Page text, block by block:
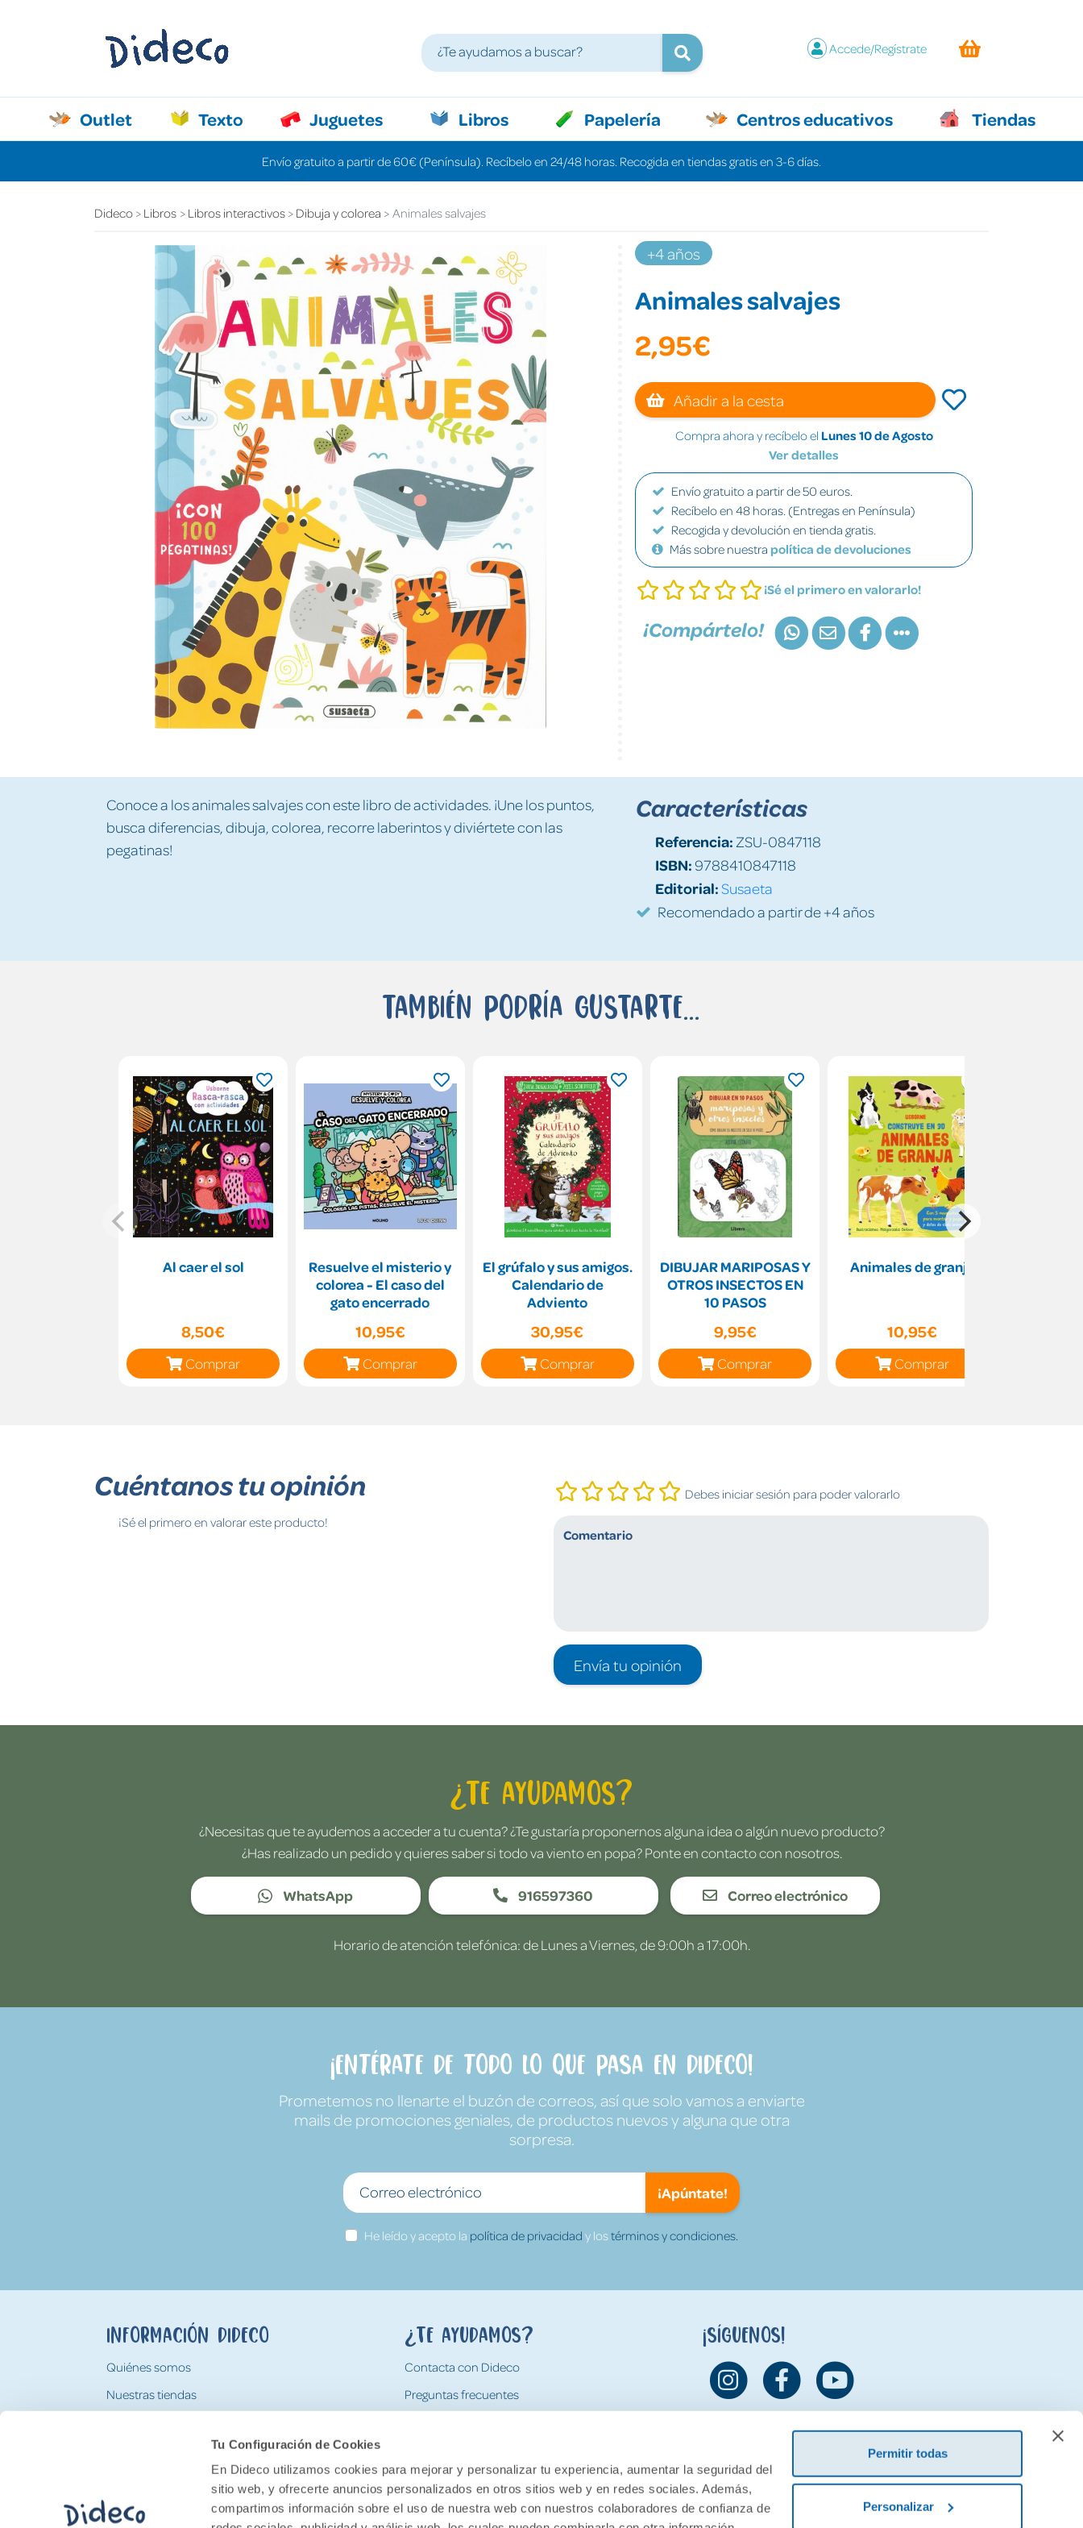
Tu Configuración de Cookies
En Dideco utilizamos cookies para mejorar y personalizar tu experiencia, aumentar la seguridad del
sitio web, y ofrecerte anuncios personalizados en otros sitios web y en redes sociales. Además,
compartimos información sobre el uso de nuestra web con nuestros colaboradores de confianza de
Permitir todas
Personalizar
Accede/Regístrate
Outlet Texto Juguetes Libros Papelería Centros educativos Tiendas
Envío gratuito a partir de 60€ (Península). Recíbelo en 24/48 horas. Recogida en tiendas gratis en 3-6 días.
Dideco Libros Libros interactivos Dibuja y colorea Animales salvajes
+4 años
Animales salvajes
2,95€
Añadir a la cesta
Compra ahora y recíbelo el Lunes 10 de Agosto
Ver detalles
Envío gratuito a partir de 50 euros.
Recíbelo en 48 horas. (Entregas en Península)
Recogida y devolución en tienda gratis.
Más sobre nuestra política de devoluciones
¡Sé el primero en valorarlo!
¡Compártelo!
Conoce a los animales salvajes con este libro de actividades. ¡Une los puntos,
busca diferencias, dibuja, colorea, recorre laberintos y diviértete con las
pegatinas!
Características
Referencia: ZSU-0847118
ISBN:9788410847118
Editorial:Susaeta
Recomendado a partir de +4 años
También podría gustarte...
Al caer el sol
8,50€
Comprar
Resuelve el misterio y
colorea - El caso del
gato encerrado
10,95€
Comprar
El grúfalo y sus amigos.
Calendario de
Adviento
30,95€
Comprar
DIBUJAR MARIPOSAS Y
OTROS INSECTOS EN
10 PASOS
9,95€
Comprar
Animales de granja
10,95€
Comprar
Cuéntanos tu opinión
¡Sé el primero en valorar este producto!
Debes iniciar sesión para poder valorarlo
Envía tu opinión
¿Te ayudamos?
¿Necesitas que te ayudemos a acceder a tu cuenta? ¿Te gustaría proponernos alguna idea o algún nuevo producto?
¿Has realizado un pedido y quieres saber si todo va viento en popa? Ponte en contacto con nosotros.
WhatsApp 916597360 Correo electrónico
Horario de atención telefónica: de Lunes a Viernes, de 9:00h a 17:00h.
¡Entérate de todo lo que pasa en Dideco!
Prometemos no llenarte el buzón de correos, así que solo vamos a enviarte
mails de promociones geniales, de productos nuevos y alguna que otra
sorpresa.
¡Apúntate!
He leído y acepto la política de privacidad y lostérminos y condiciones.
Información Dideco
Quiénes somos
Nuestras tiendas
Tarjeta Regalo Dideco
¿Te ayudamos?
Contacta con Dideco
Preguntas frecuentes
Devoluciones
¡Síguenos!